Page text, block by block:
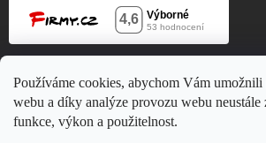
Používáme cookies, abychom Vám
webu a díky analýze provozu webu neustále
funkce, výkon a použitelnost.
Vložte svůj e-mail a my vám budeme zasílat
produktech na našem e-shopu.